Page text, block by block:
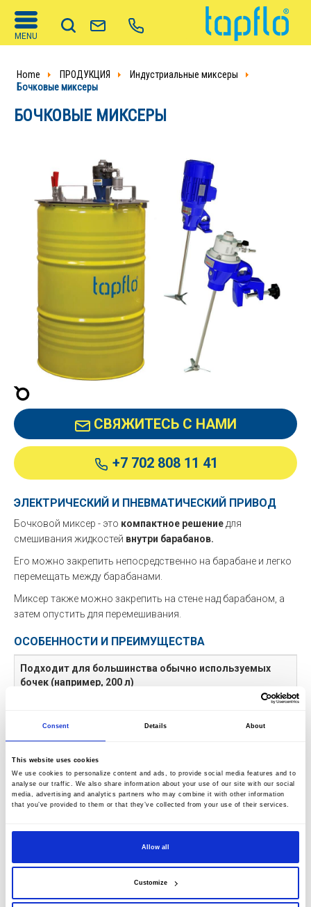
Consent Details About
This website uses cookies
We use cookies to personalize content and ads, to provide social media features and to
analyse our traffic. We also share information about your use of our site with our social
media, advertising and analytics partners who may combine it with other information
that you’ve provided to them or that they’ve collected from your use of their services.
Allow all
Customize
MENU
Home ПРОДУКЦИЯ
Индустриальные миксеры
Бочковые миксеры
БОЧКОВЫЕ МИКСЕРЫ
СВЯЖИТЕСЬ С НАМИ
+7 702 808 11 41
ЭЛЕКТРИЧЕСКИЙ И ПНЕВМАТИЧЕСКИЙ ПРИВОД
Бочковой миксер - это компактное решение для
смешивания жидкостей внутри барабанов.
Его можно закрепить непосредственно на барабане и легко
перемещать между барабанами.
Миксер также можно закрепить на стене над барабаном, а
затем опустить для перемешивания.
ОСОБЕННОСТИ И ПРЕИМУЩЕСТВА
Подходит для большинства обычно используемых
бочек (например, 200 л)
Подходит для различных устройств.
Легкий и удобный в перемещении
Может использоваться в различных местах.
БРОШЮРЫ И ИНСТРУКЦИИ